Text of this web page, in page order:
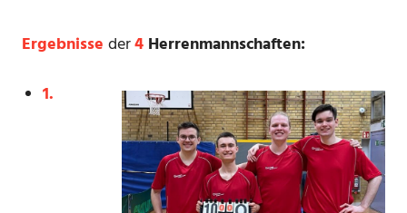
Ergebnisse der4 Herrenmannschaften:
1.